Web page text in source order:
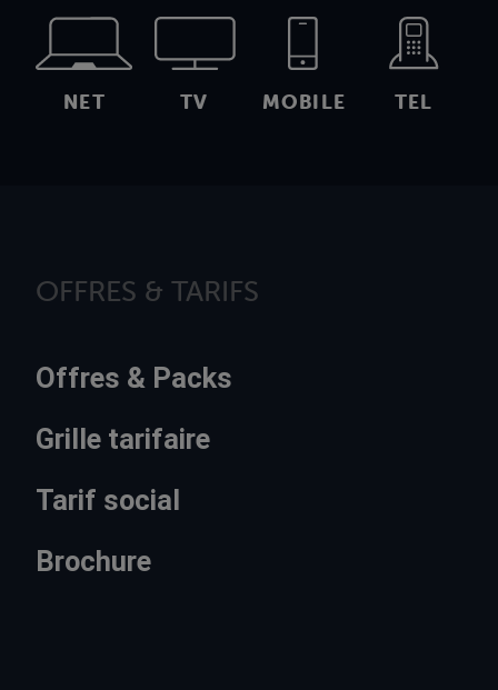
NET TV MOBILE TEL
OFFRES & TARIFS
Offres & Packs
Grille tarifaire
Tarif social
Brochure